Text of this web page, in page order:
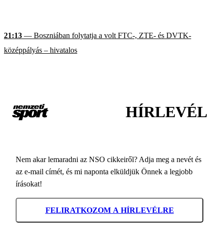
21:13 — Boszniában folytatja a volt FTC-, ZTE- és DVTK-
középpályás – hivatalos
HÍRLEVÉL
Nem akar lemaradni az NSO cikkeiről? Adja meg a nevét és
az e-mail címét, és mi naponta elküldjük Önnek a legjobb
írásokat!
FELIRATKOZOM A HÍRLEVÉLRE